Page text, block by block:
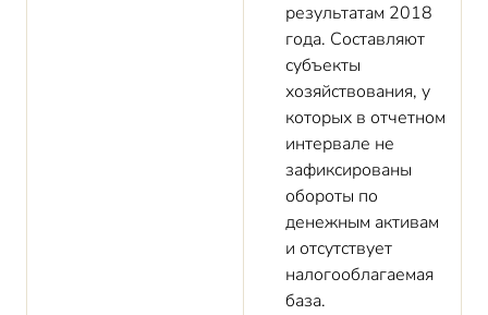
результатам 2018
года. Составляют
субъекты
хозяйствования, у
которых в отчетном
интервале не
зафиксированы
обороты по
денежным активам
и отсутствует
налогооблагаемая
база.